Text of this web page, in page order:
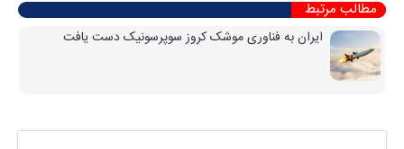
مطالب مرتبط
ایران به فناوری موشک کروز سوپرسونیک دست یافت